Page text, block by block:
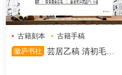
古籍刻本
古籍手稿
古籍整理
徽庐书社
芸居乙稿 清初毛氏